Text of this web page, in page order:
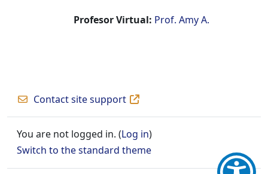
Profesor Virtual: Prof. Amy A.
Contact site support
You are not logged in. (Log in)
Switch to the standard theme